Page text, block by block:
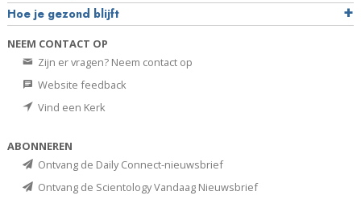
Hoe je gezond blijft
NEEM CONTACT OP
Zijn er vragen? Neem contact op
Website feedback
Vind een Kerk
ABONNEREN
Ontvang de Daily Connect-nieuwsbrief
Ontvang de Scientology Vandaag Nieuwsbrief